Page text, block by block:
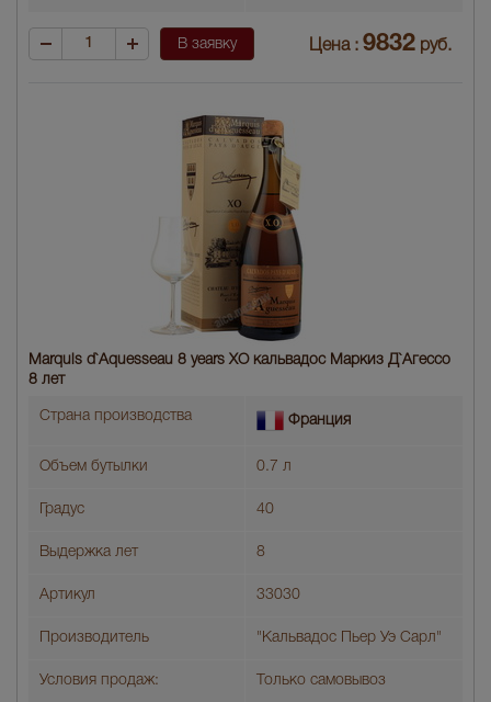
В заявку Цена : 9832 руб.
Marquis d`Aquesseau 8 years XO кальвадос Маркиз Д`Агессо
8 лет
Страна производства Франция
Объем бутылки 0.7 л
Градус 40
Выдержка лет 8
Артикул 33030
Производитель "Кальвадос Пьер Уэ Сарл"
Условия продаж: Только самовывоз